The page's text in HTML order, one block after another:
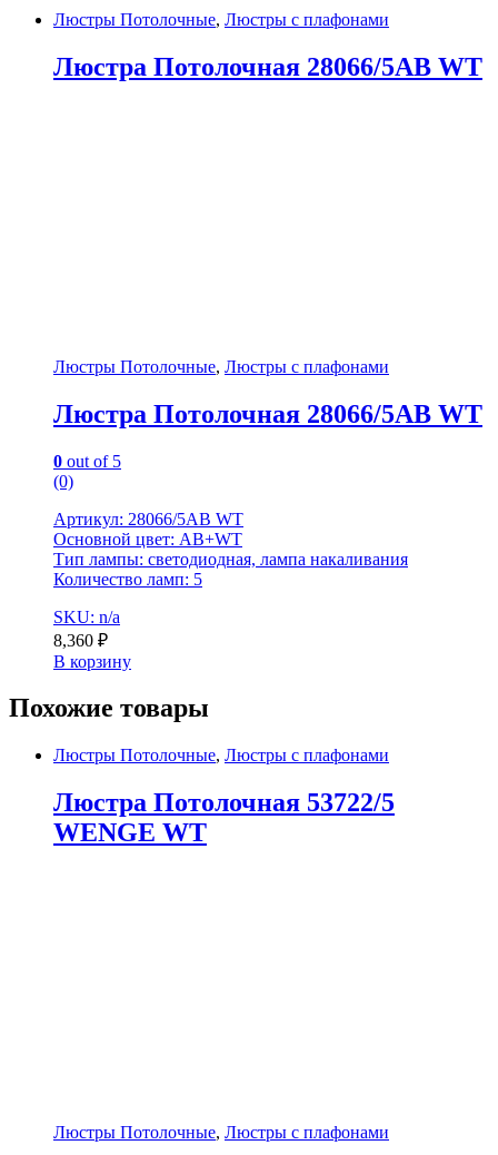
Люстры Потолочные, Люстры с плафонами
Люстра Потолочная 28066/5AB WT
Люстры Потолочные, Люстры с плафонами
Люстра Потолочная 28066/5AB WT
0 out of 5
(0)
Артикул: 28066/5AB WT
Основной цвет: AB+WT
Тип лампы: светодиодная, лампа накаливания
Количество ламп: 5
SKU: n/a
8,360 ₽
В корзину
Похожие товары
Люстры Потолочные, Люстры с плафонами
Люстра Потолочная 53722/5
WENGE WT
Люстры Потолочные, Люстры с плафонами